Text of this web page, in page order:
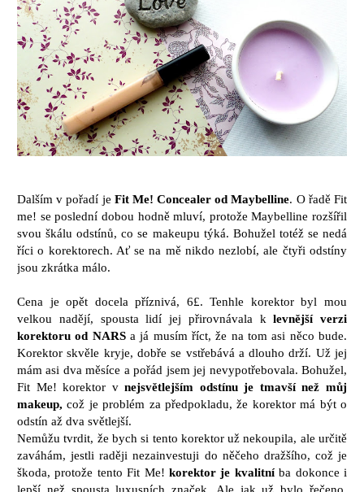
Dalším v pořadí je Fit Me! Concealer od Maybelline. O řadě Fit
me! se poslední dobou hodně mluví, protože Maybelline rozšířil
svou škálu odstínů, co se makeupu týká. Bohužel totéž se nedá
říci o korektorech. Ať se na mě nikdo nezlobí, ale čtyři odstíny
jsou zkrátka málo.
Cena je opět docela příznivá, 6£. Tenhle korektor byl mou
velkou nadějí, spousta lidí jej přirovnávala klevnější verzi
korektoru od NARSa já musím říct, že na tom asi něco bude.
Korektor skvěle kryje, dobře se vstřebává a dlouho drží. Už jej
mám asi dva měsíce a pořád jsem jej nevypotřebovala. Bohužel,
Fit Me! korektor vnejsvětlejším odstínu je tmavší než můj
makeup, což je problém za předpokladu, že korektor má být o
odstín až dva světlejší.
Nemůžu tvrdit, že bych si tento korektor už nekoupila, ale určitě
zaváhám, jestli raději nezainvestuji do něčeho dražšího, což je
škoda, protože tento Fit Me! korektor je kvalitníba dokonce i